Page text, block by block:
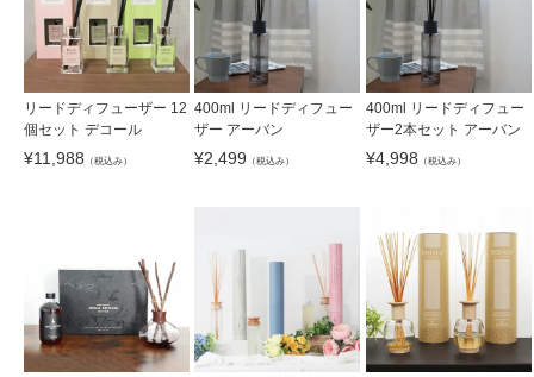
リードディフューザー 12
個セット デコール
¥11,988 （税込み）
400ml リードディフュー
ザー アーバン
¥2,499 （税込み）
400ml リードディフュー
ザー2本セット アーバン
¥4,998 （税込み）